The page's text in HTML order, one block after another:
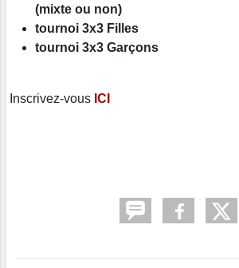
(mixte ou non)
tournoi 3x3 Filles
tournoi 3x3 Garçons
Inscrivez-vous ICI